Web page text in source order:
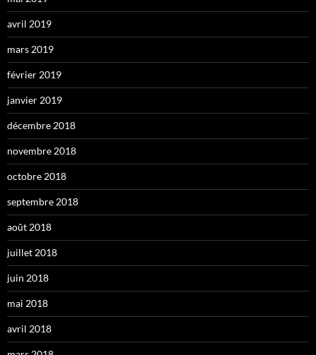
avril 2019
mars 2019
février 2019
janvier 2019
décembre 2018
novembre 2018
octobre 2018
septembre 2018
août 2018
juillet 2018
juin 2018
mai 2018
avril 2018